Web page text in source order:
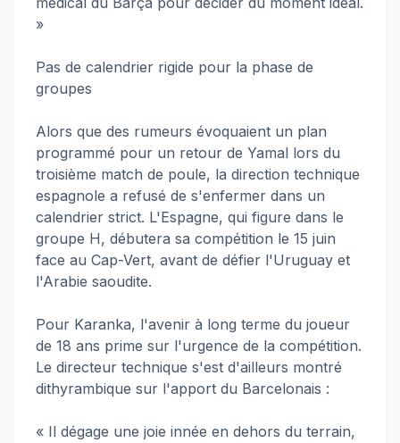
»
Pas de calendrier rigide pour la phase de
groupes
Alors que des rumeurs évoquaient un plan
programmé pour un retour de Yamal lors du
troisième match de poule, la direction technique
espagnole a refusé de s'enfermer dans un
calendrier strict. L'Espagne, qui figure dans le
groupe H, débutera sa compétition le 15 juin
face au Cap-Vert, avant de défier l'Uruguay et
l'Arabie saoudite.
Pour Karanka, l'avenir à long terme du joueur
de 18 ans prime sur l'urgence de la compétition.
Le directeur technique s'est d'ailleurs montré
dithyrambique sur l'apport du Barcelonais :
« Il dégage une joie innée en dehors du terrain,